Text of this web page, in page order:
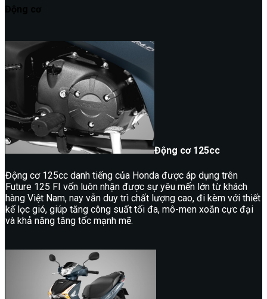
Động cơ 125cc
Động cơ 125cc danh tiếng của Honda được áp dụng trên
Future 125 FI vốn luôn nhận được sự yêu mến lớn từ khách
hàng Việt Nam, nay vẫn duy trì chất lượng cao, đi kèm với thiết
kế lọc gió, giúp tăng công suất tối đa, mô-men xoắn cực đại
và khả năng tăng tốc mạnh mẽ.